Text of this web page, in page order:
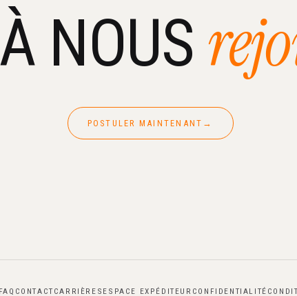
NOUS
POSTULER MAINTENANT →
FAQ CONTACT CARRIÈRES ESPACE EXPÉDITEUR CONFIDENTIALITÉ